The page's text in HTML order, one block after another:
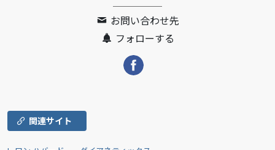
お問い合わせ先
フォローする
関連サイト